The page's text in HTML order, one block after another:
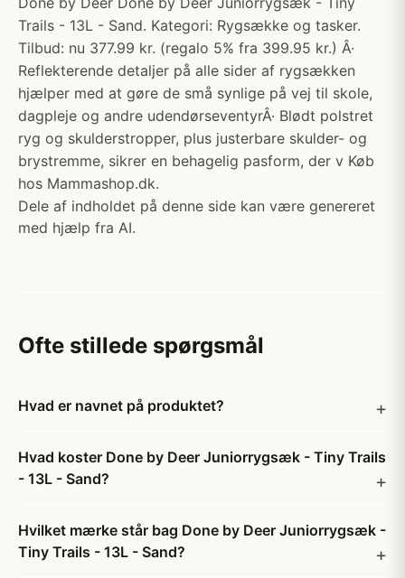
Trails - 13L - Sand. Kategori: Rygsække og tasker.
Tilbud: nu 377.99 kr. (regalo 5% fra 399.95 kr.) Â·
Reflekterende detaljer på alle sider af rygsækken
hjælper med at gøre de små synlige på vej til skole,
dagpleje og andre udendørseventyrÂ· Blødt polstret
ryg og skulderstropper, plus justerbare skulder- og
brystremme, sikrer en behagelig pasform, der v Køb
hos Mammashop.dk.
Dele af indholdet på denne side kan være genereret
med hjælp fra AI.
Ofte stillede spørgsmål
Hvad er navnet på produktet?
Hvad koster Done by Deer Juniorrygsæk - Tiny Trails
- 13L - Sand?
Hvilket mærke står bag Done by Deer Juniorrygsæk -
Tiny Trails - 13L - Sand?